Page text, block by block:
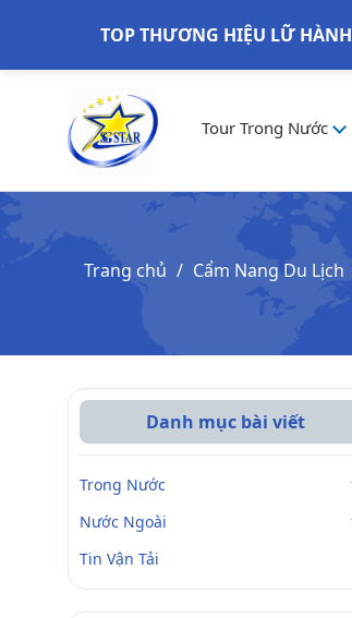
TOP THƯƠNG HIỆU LỮ
Tour Trong Nước
Trang chủ Cẩm Nang Du Lịch
Danh mục bài viết
Trong Nước
Nước Ngoài
Tin Vận Tải